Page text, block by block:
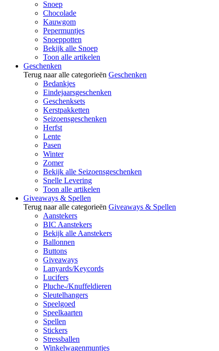
Snoep
Chocolade
Kauwgom
Pepermuntjes
Snoeppotten
Bekijk alle Snoep
Toon alle artikelen
Geschenken
Terug naar alle categorieën Geschenken
Bedankjes
Eindejaarsgeschenken
Geschenksets
Kerstpakketten
Seizoensgeschenken
Herfst
Lente
Pasen
Winter
Zomer
Bekijk alle Seizoensgeschenken
Snelle Levering
Toon alle artikelen
Giveaways & Spellen
Terug naar alle categorieën Giveaways & Spellen
Aanstekers
BIC Aanstekers
Bekijk alle Aanstekers
Ballonnen
Buttons
Giveaways
Lanyards/Keycords
Lucifers
Pluche-/Knuffeldieren
Sleutelhangers
Speelgoed
Speelkaarten
Spellen
Stickers
Stressballen
Winkelwagenmuntjes